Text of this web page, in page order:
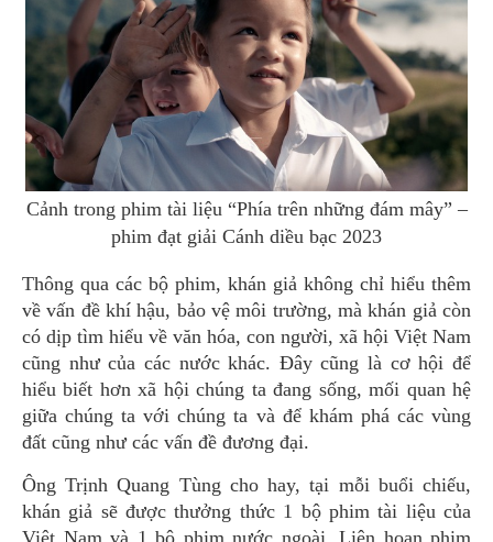
Cảnh trong phim tài liệu “Phía trên những đám mây” –
phim đạt giải Cánh diều bạc 2023
Thông qua các bộ phim, khán giả không chỉ hiểu thêm
về vấn đề khí hậu, bảo vệ môi trường, mà khán giả còn
có dịp tìm hiểu về văn hóa, con người, xã hội Việt Nam
cũng như của các nước khác. Đây cũng là cơ hội để
hiểu biết hơn xã hội chúng ta đang sống, mối quan hệ
giữa chúng ta với chúng ta và để khám phá các vùng
đất cũng như các vấn đề đương đại.
Ông Trịnh Quang Tùng cho hay, tại mỗi buổi chiếu,
khán giả sẽ được thưởng thức 1 bộ phim tài liệu của